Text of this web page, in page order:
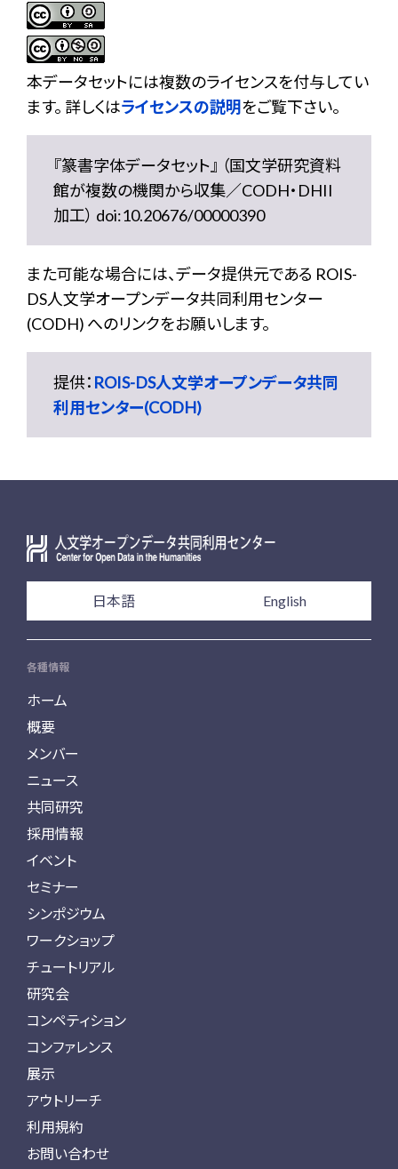
本データセットには複数のライセンスを付与してい
ます。 詳しくはライセンスの説明をご覧下さい。
『篆書字体データセット』 （国文学研究資料
館が複数の機関から収集／CODH・DHII
加工） doi:10.20676/00000390
また可能な場合には、データ提供元である ROIS-
DS人文学オープンデータ共同利用センター
(CODH) へのリンクをお願いします。
提供： ROIS-DS人文学オープンデータ共同
利用センター(CODH)
日本語 English
各種情報
ホーム
概要
メンバー
ニュース
共同研究
採用情報
イベント
セミナー
シンポジウム
ワークショップ
チュートリアル
研究会
コンペティション
コンファレンス
展示
アウトリーチ
利用規約
お問い合わせ